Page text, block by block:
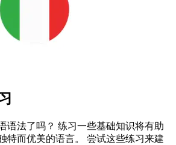
语法了吗？ 练习一些基础知识将有助
特而优美的语言。 尝试这些练习来建